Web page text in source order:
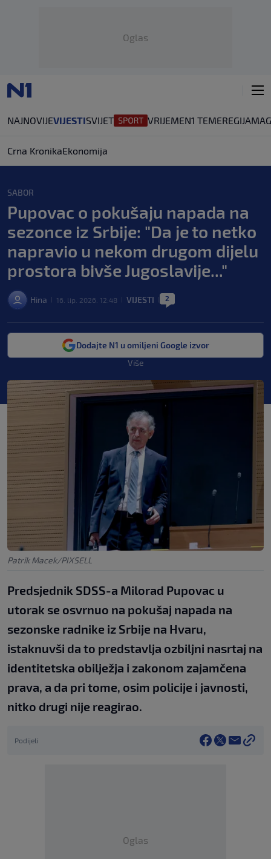
Oglas
NAJNOVIJEVIJESTISVIJET VRIJEMEN1 TEMEREGIJA
Crna KronikaEkonomija
SABOR
Pupovac o pokušaju napada na
sezonce iz Srbije: "Da je to netko
napravio u nekom drugom dijelu
prostora bivše Jugoslavije..."
Hina 16. lip. 2026. 12:48 VIJESTI 2
Dodajte N1 u omiljeni Google izvor
Više
Patrik Macek/PIXSELL
Predsjednik SDSS-a Milorad Pupovac u
utorak se osvrnuo na pokušaj napada na
sezonske radnike iz Srbije na Hvaru,
istaknuvši da to predstavlja ozbiljni nasrtaj na
identitetska obilježja i zakonom zajamčena
prava, a da pri tome, osim policije i javnosti,
nitko drugi nije reagirao.
Podijeli
Oglas